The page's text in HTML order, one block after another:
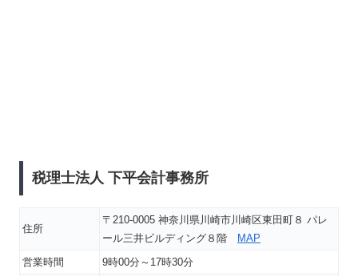
税理士法人 下平会計事務所
住所
〒210-0005 神奈川県川崎市川崎区東田町８ パレ
ール三井ビルディング８階 MAP
営業時間
9時00分～17時30分